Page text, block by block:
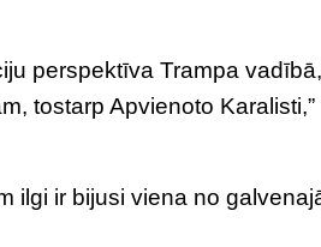
perspektīva Trampa
tostarp Apvienoto
ilgi ir bijusi viena no